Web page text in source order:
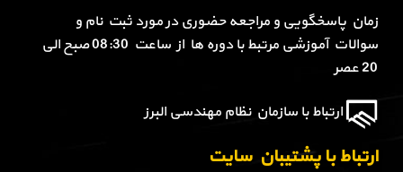
زمان پاسخگویی و مراجعه حضوری در مورد ثبت نام و
سوالات آموزشی مرتبط با دوره ها از ساعت 08:30 صبح الی
20 عصر
ارتباط با سازمان نظام مهندسی البرز
ارتباط با پشتیبان سایت